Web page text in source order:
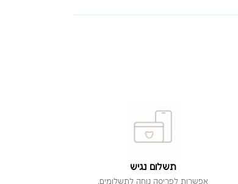
תשלום נגיש
אפשרות לפריסה נוחה לתשלומים.